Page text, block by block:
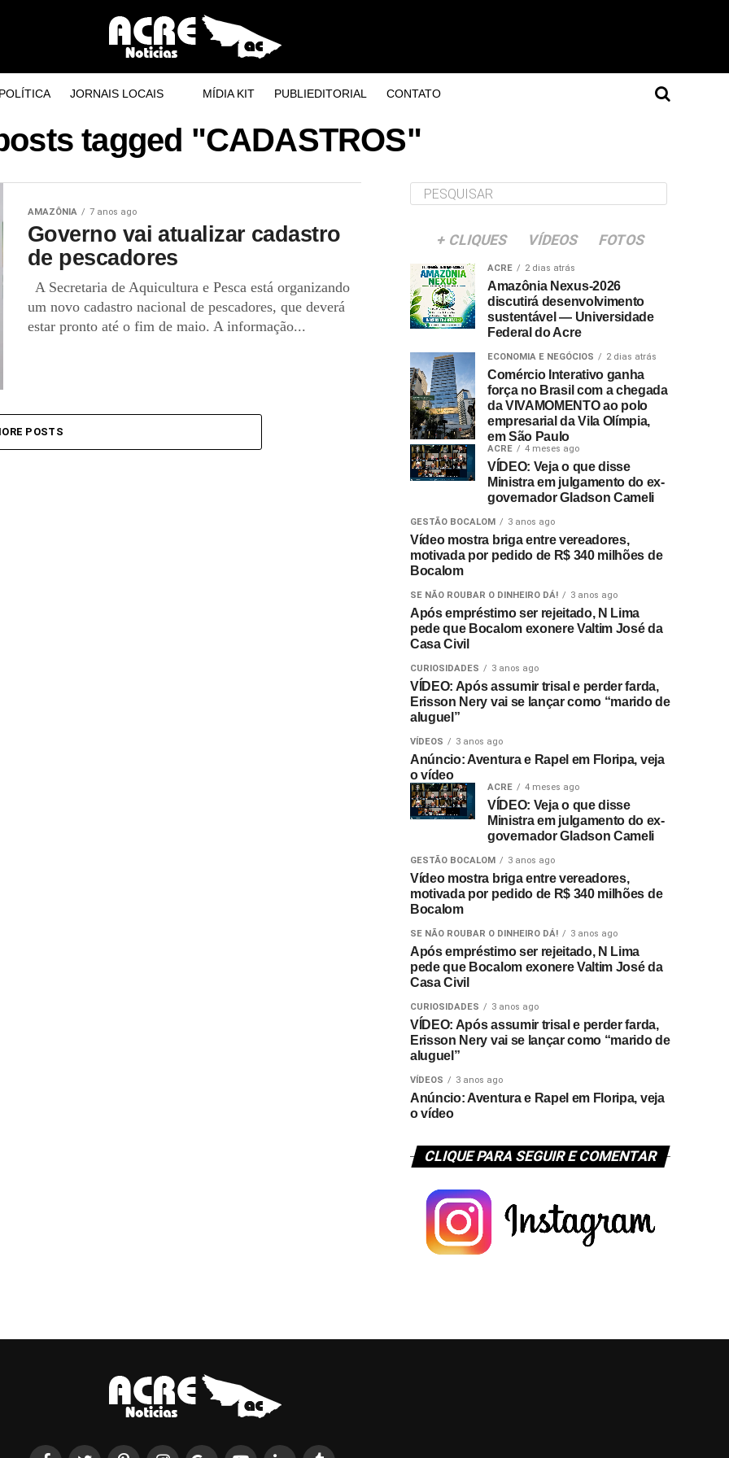
JORNAIS LOCAIS MÍDIA KIT PUBLIEDITORIAL CONTATO
tagged "CADASTROS"
AMAZÔNIA 7 anos ago
Governo vai atualizar cadastro
de pescadores
A Secretaria de Aquicultura e Pesca está organizando
um novo cadastro nacional de pescadores, que deverá
estar pronto até o fim de maio. A informação...
POSTS
+ CLIQUES VÍDEOS FOTOS
ACRE 2 dias atrás
Amazônia Nexus-2026
discutirá desenvolvimento
sustentável — Universidade
Federal do Acre
ECONOMIA E NEGÓCIOS 2 dias atrás
Comércio Interativo ganha
força no Brasil com a chegada
da VIVAMOMENTO ao polo
empresarial da Vila Olímpia,
em São Paulo
ACRE 4 meses ago
VÍDEO: Veja o que disse
Ministra em julgamento do ex-
governador Gladson Cameli
GESTÃO BOCALOM 3 anos ago
Vídeo mostra briga entre vereadores,
motivada por pedido de R$ 340 milhões de
Bocalom
SE NÃO ROUBAR O DINHEIRO DÁ! 3 anos ago
Após empréstimo ser rejeitado, N Lima
pede que Bocalom exonere Valtim José da
Casa Civil
CURIOSIDADES 3 anos ago
VÍDEO: Após assumir trisal e perder farda,
Erisson Nery vai se lançar como “marido de
aluguel”
VÍDEOS 3 anos ago
Anúncio: Aventura e Rapel em Floripa, veja
o vídeo
ACRE 4 meses ago
VÍDEO: Veja o que disse
Ministra em julgamento do ex-
governador Gladson Cameli
GESTÃO BOCALOM 3 anos ago
Vídeo mostra briga entre vereadores,
motivada por pedido de R$ 340 milhões de
Bocalom
SE NÃO ROUBAR O DINHEIRO DÁ! 3 anos ago
Após empréstimo ser rejeitado, N Lima
pede que Bocalom exonere Valtim José da
Casa Civil
CURIOSIDADES 3 anos ago
VÍDEO: Após assumir trisal e perder farda,
Erisson Nery vai se lançar como “marido de
aluguel”
VÍDEOS 3 anos ago
Anúncio: Aventura e Rapel em Floripa, veja
o vídeo
CLIQUE PARA SEGUIR E COMENTAR